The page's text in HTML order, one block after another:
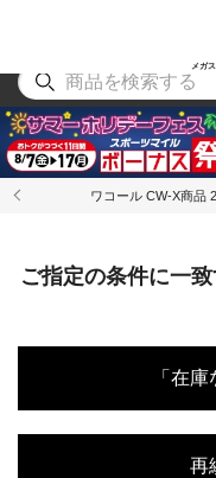
メガ
アウト
ワコール CW-X商品
ご指定の条件に一
「在
再